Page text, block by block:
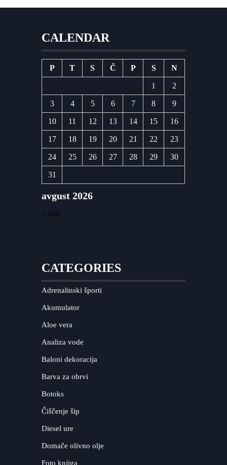
CALENDAR
avgust 2026
P T S Č P S N
1 2
3 4 5 6 7 8 9
10 11 12 13 14 15 16
17 18 19 20 21 22 23
24 25 26 27 28 29 30
31
« Apr
CATEGORIES
Adrenalinski športi
Akumulator
Aloe vera
Analiza vode
Baloni dekoracija
Barva za obrvi
Botoks
Čiščenje šip
Diesel ure
Domače olivno olje
Foto knjiga